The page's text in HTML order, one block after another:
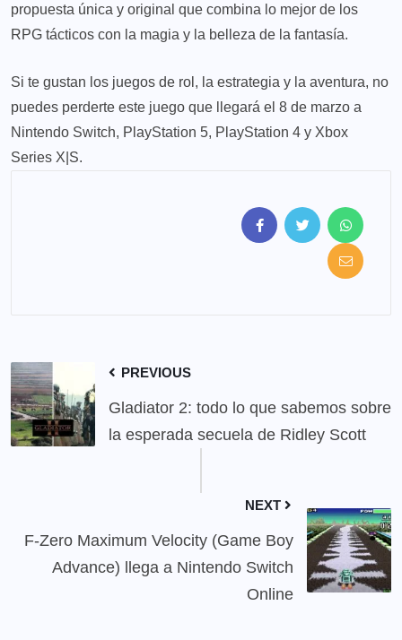
propuesta única y original que combina lo mejor de los
RPG tácticos con la magia y la belleza de la fantasía.
Si te gustan los juegos de rol, la estrategia y la aventura, no
puedes perderte este juego que llegará el 8 de marzo a
Nintendo Switch, PlayStation 5, PlayStation 4 y Xbox
Series X|S.
PREVIOUS
Gladiator 2: todo lo que sabemos sobre
la esperada secuela de Ridley Scott
NEXT
F-Zero Maximum Velocity (Game Boy
Advance) llega a Nintendo Switch
Online